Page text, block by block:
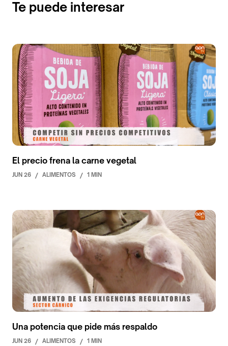
Te puede interesar
El precio frena la carne vegetal
JUN 26 / ALIMENTOS / 1 MIN
Una potencia que pide más respaldo
JUN 26 / ALIMENTOS / 1 MIN